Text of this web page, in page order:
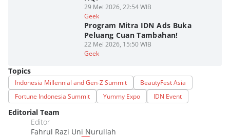
29 Mei 2026, 22:54 WIB
Geek
Program Mitra IDN Ads Buka
Peluang Cuan Tambahan!
22 Mei 2026, 15:50 WIB
Geek
Topics
Indonesia Millennial and Gen-Z Summit
BeautyFest Asia
Fortune Indonesia Summit
Yummy Expo IDN Event
Editorial Team
Editor
Fahrul Razi Uni Nurullah